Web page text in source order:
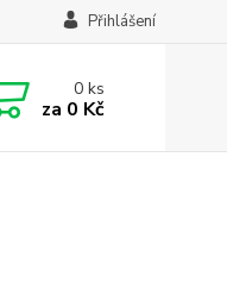
Přihlášení
0ks
za 0 Kč